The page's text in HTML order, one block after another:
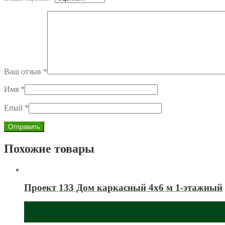
Ваш отзыв *
Имя *
Email *
Похожие товары
Проект 133 Дом каркасный 4х6 м 1-этажный